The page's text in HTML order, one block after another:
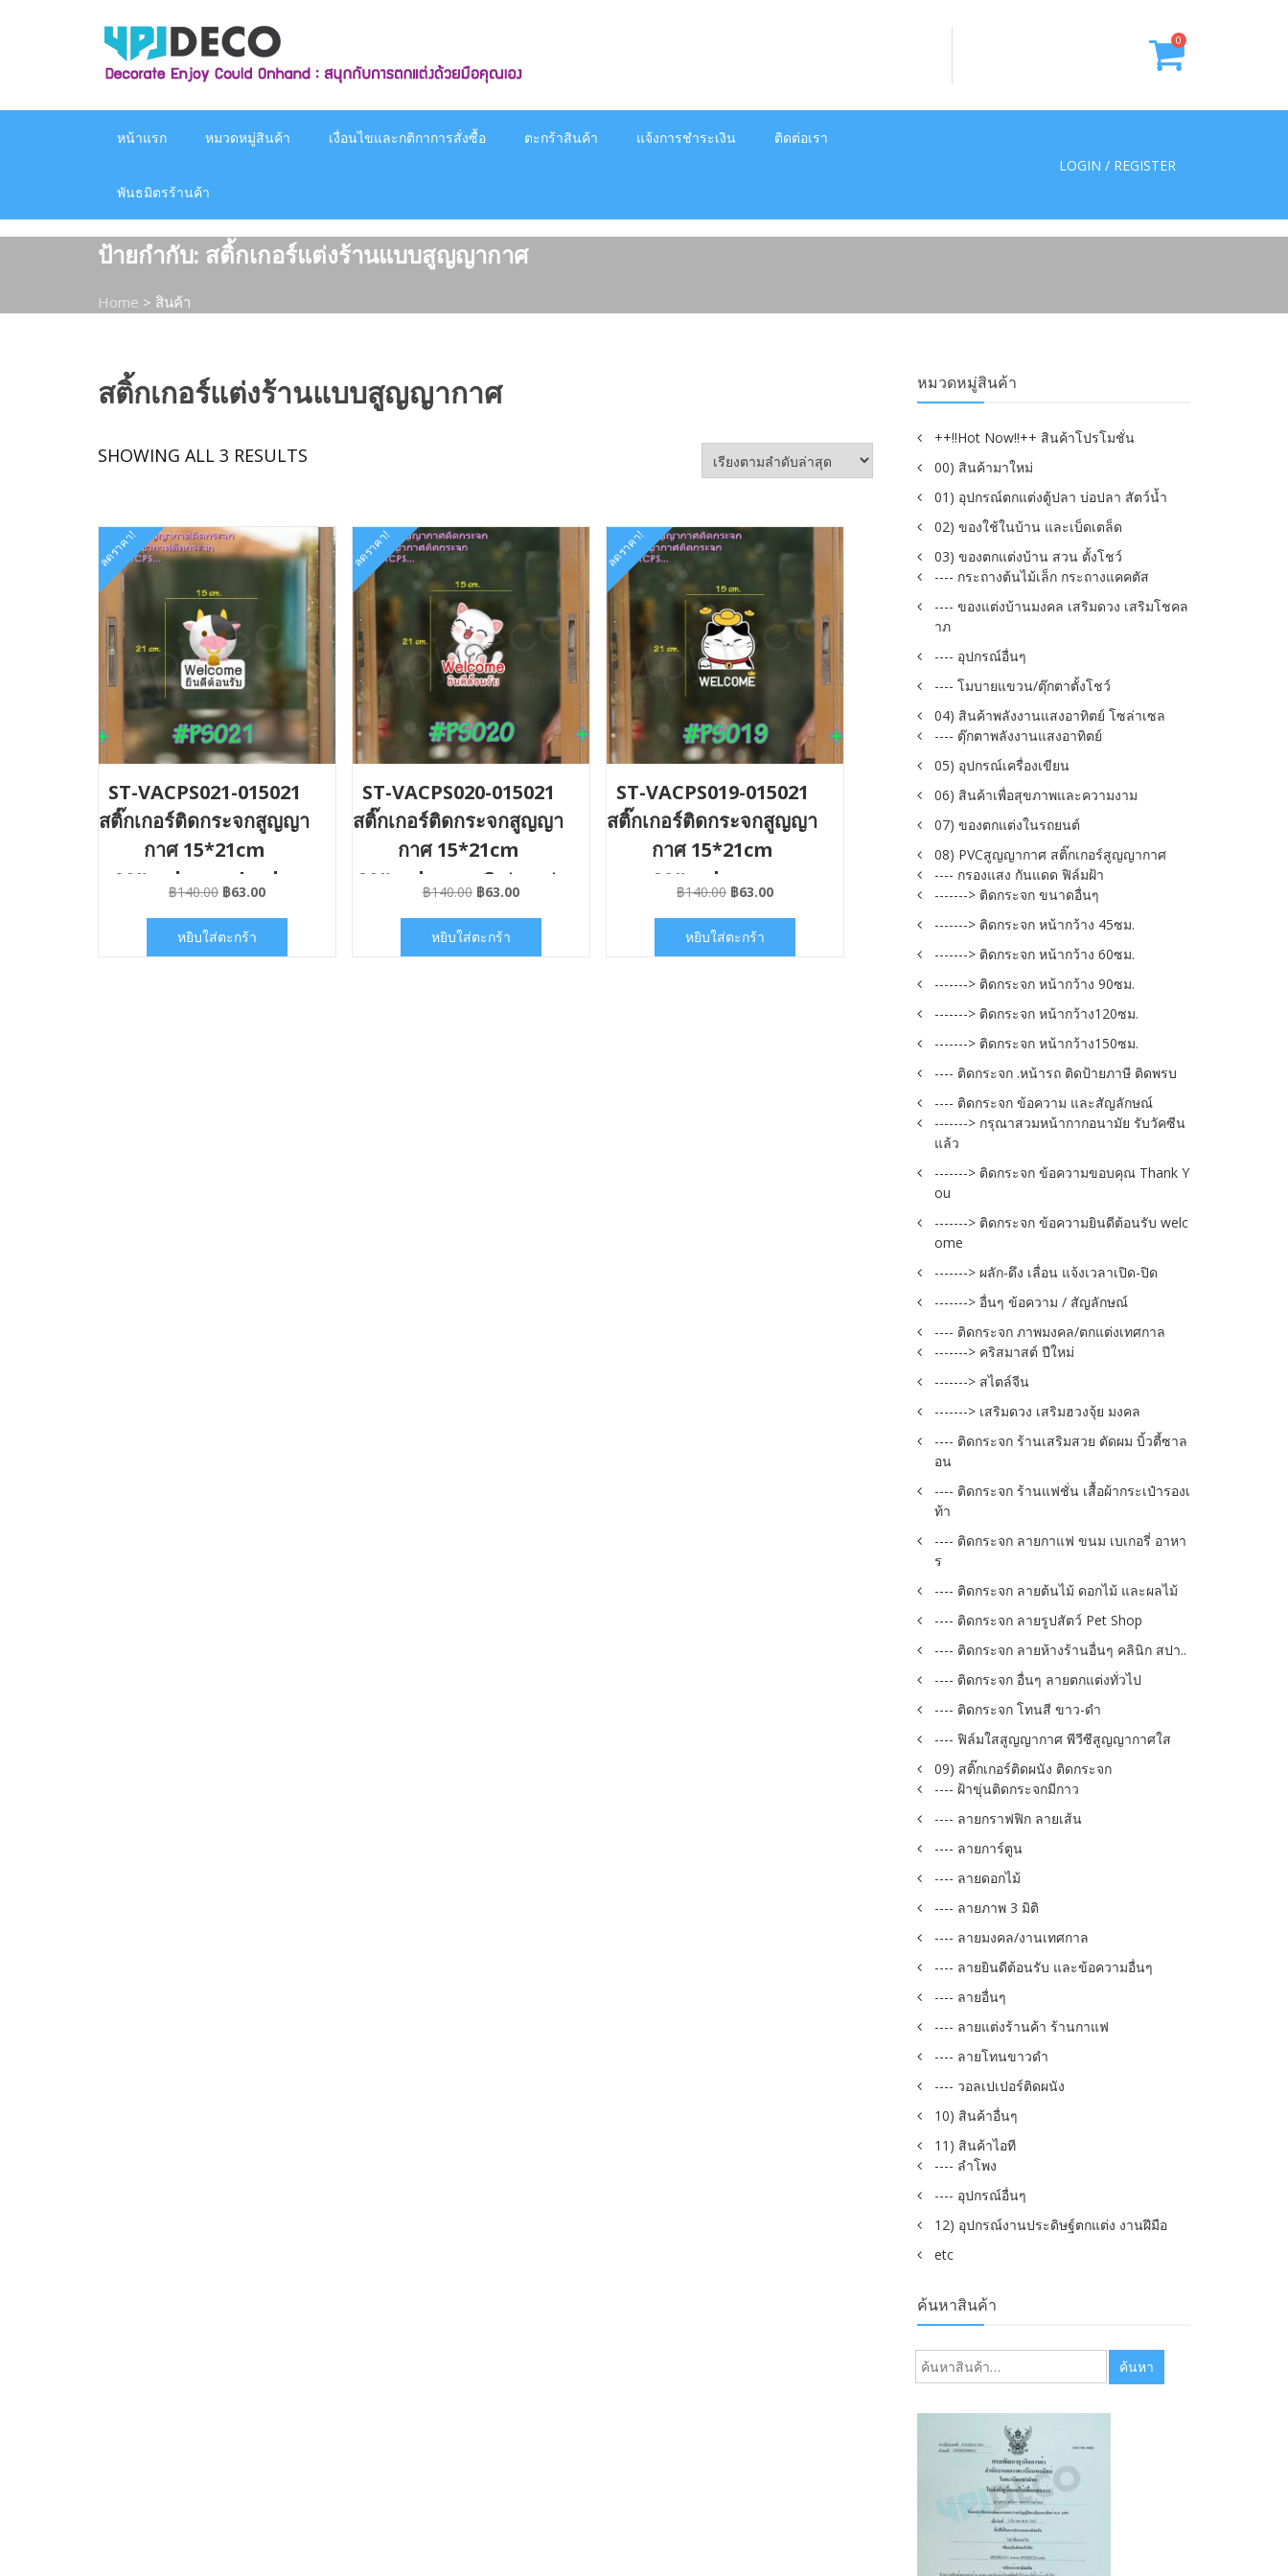
0
หน้าแรก หมวดหมู่สินค้า เงื่อนไขและกติกาการสั่งซื้อ ตะกร้าสินค้า แจ้งการชำระเงิน ติดต่อเรา
พันธมิตรร้านค้า
LOGIN / REGISTER
ป้ายกำกับ: สติ้กเกอร์แต่งร้านแบบสูญญากาศ
Home > สินค้า
สติ้กเกอร์แต่งร้านแบบสูญญากาศ
SHOWING ALL 3 RESULTS
ลดราคา!
ST-VACPS021-015021
สติ๊กเกอร์ติดกระจกสูญญา
กาศ 15*21cm
ลายwelcome Lucky
Cow สติ๊กเกอร์แบบไม่มี
กาว
฿140.00 Original
was:
฿63.00Current
หยิบใส่ตะกร้า
ลดราคา!
ST-VACPS020-015021
สติ๊กเกอร์ติดกระจกสูญญา
กาศ 15*21cm
ลายwelcome Cutecat
สติ๊กเกอร์แบบไม่มีกาว
฿140.00 Original
was:
฿63.00Current
หยิบใส่ตะกร้า
ลดราคา!
ST-VACPS019-015021
สติ๊กเกอร์ติดกระจกสูญญา
กาศ 15*21cm
ลายwelcome
Luckycat สติ๊กเกอร์แบบ
ไม่มีกาว
฿140.00 Original
was:
฿63.00Current
หยิบใส่ตะกร้า
หมวดหมู่สินค้า
++!!Hot Now!!++ สินค้าโปรโมชั่น
00) สินค้ามาใหม่
01) อุปกรณ์ตกแต่งตู้ปลา บ่อปลา สัตว์น้ำ
02) ของใช้ในบ้าน และเบ็ดเตล็ด
03) ของตกแต่งบ้าน สวน ตั้งโชว์
---- กระถางต้นไม้เล็ก กระถางแคคตัส
---- ของแต่งบ้านมงคล เสริมดวง เสริมโชคล
าภ
---- อุปกรณ์อื่นๆ
---- โมบายแขวน/ตุ๊กตาตั้งโชว์
04) สินค้าพลังงานแสงอาทิตย์ โซล่าเซล
---- ตุ๊กตาพลังงานแสงอาทิตย์
05) อุปกรณ์เครื่องเขียน
06) สินค้าเพื่อสุขภาพและความงาม
07) ของตกแต่งในรถยนต์
08) PVCสูญญากาศ สติ๊กเกอร์สูญญากาศ
---- กรองแสง กันแดด ฟิล์มฝ้า
-------> ติดกระจก ขนาดอื่นๆ
-------> ติดกระจก หน้ากว้าง 45ซม.
-------> ติดกระจก หน้ากว้าง 60ซม.
-------> ติดกระจก หน้ากว้าง 90ซม.
-------> ติดกระจก หน้ากว้าง120ซม.
-------> ติดกระจก หน้ากว้าง150ซม.
---- ติดกระจก .หน้ารถ ติดป้ายภาษี ติดพรบ
---- ติดกระจก ข้อความ และสัญลักษณ์
-------> กรุณาสวมหน้ากากอนามัย รับวัคซีน
แล้ว
-------> ติดกระจก ข้อความขอบคุณ Thank Y
ou
-------> ติดกระจก ข้อความยินดีต้อนรับ welc
ome
-------> ผลัก-ดึง เลื่อน แจ้งเวลาเปิด-ปิด
-------> อื่นๆ ข้อความ / สัญลักษณ์
---- ติดกระจก ภาพมงคล/ตกแต่งเทศกาล
-------> คริสมาสต์ ปีใหม่
-------> สไตล์จีน
-------> เสริมดวง เสริมฮวงจุ้ย มงคล
---- ติดกระจก ร้านเสริมสวย ตัดผม บิ้วตี้ซาล
อน
---- ติดกระจก ร้านแฟชั่น เสื้อผ้ากระเป๋ารองเ
ท้า
---- ติดกระจก ลายกาแฟ ขนม เบเกอรี่ อาหา
ร
---- ติดกระจก ลายต้นไม้ ดอกไม้ และผลไม้
---- ติดกระจก ลายรูปสัตว์ Pet Shop
---- ติดกระจก ลายห้างร้านอื่นๆ คลินิก สปา..
---- ติดกระจก อื่นๆ ลายตกแต่งทั่วไป
---- ติดกระจก โทนสี ขาว-ดำ
---- ฟิล์มใสสูญญากาศ พีวีซีสูญญากาศใส
09) สติ๊กเกอร์ติดผนัง ติดกระจก
---- ฝ้าขุ่นติดกระจกมีกาว
---- ลายกราฟฟิก ลายเส้น
---- ลายการ์ตูน
---- ลายดอกไม้
---- ลายภาพ 3 มิติ
---- ลายมงคล/งานเทศกาล
---- ลายยินดีต้อนรับ และข้อความอื่นๆ
---- ลายอื่นๆ
---- ลายแต่งร้านค้า ร้านกาแฟ
---- ลายโทนขาวดำ
---- วอลเปเปอร์ติดผนัง
10) สินค้าอื่นๆ
11) สินค้าไอที
---- ลำโพง
---- อุปกรณ์อื่นๆ
12) อุปกรณ์งานประดิษฐ์ตกแต่ง งานฝีมือ
etc
ค้นหาสินค้า
ค้นหา: ค้นหา